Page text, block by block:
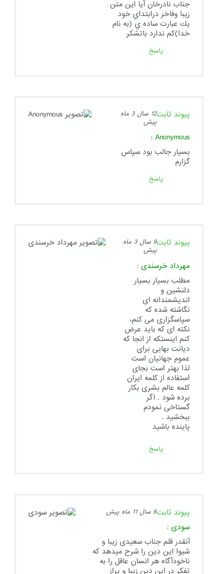
جناب نادرخان آيا اين متن
زيبا وفاخر درابتداي خود
يك عبارت ساده ي (به نام
خدا)كم ندارد باتشكر
پاسخ
پیوند ثابت
12 سال 3 ماه
پیش
Anonymous
:
بسيار جالب بود سپاس
گزارم
پاسخ
پیوند ثابت
9 سال 3 ماه
پیش
مهرداد خرسندی :
مطلب بسیار بسیار
دلنشین و
اندیشمندانه ای
نگاشته شده که
سپاسگزاری می کنم،
نکته ای که باید عرض
کنم اینستکه از انجا که
دیانت بهایی برای
عموم جهانیان است
لذا بهتر است بجای
استفاده از کلمه ایران
کلمه عالم بشری بکار
برده شود . اگر
گستاخی نمودم
ببخشید .
پاینده باشید
پاسخ
پیوند ثابت6 سال 11 ماه پیش
سودی :
آنقدر قلم جناب سعیدی زیبا و
شیوا این دین را شرح میدهد که
ناخودآگاه هر انسان عاقل را به
تفکر در این دبن زیبا و پراز